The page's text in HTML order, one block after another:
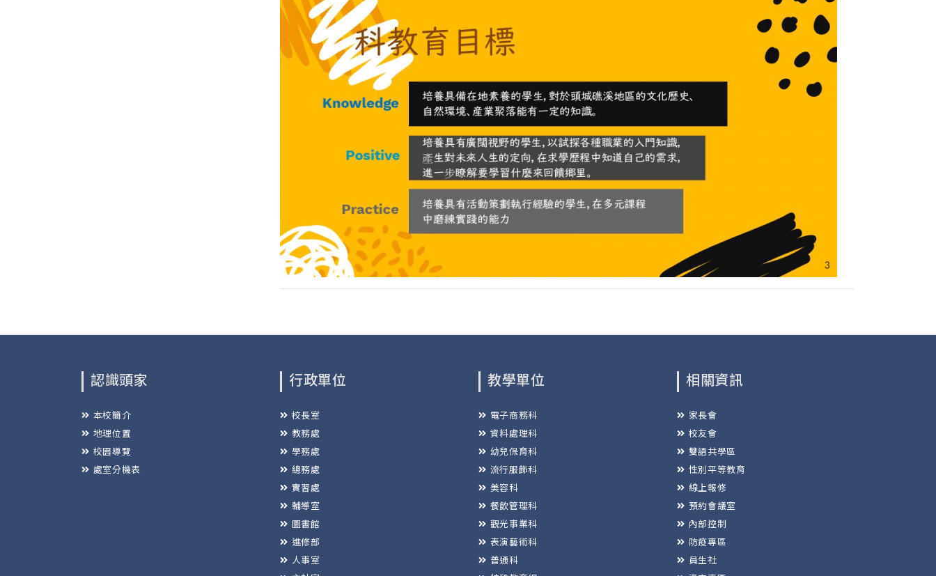
認識頭家
本校簡介
地理位置
校園導覽
處室分機表
行政單位
校長室
教務處
學務處
總務處
實習處
輔導室
圖書館
進修部
人事室
教學單位
電子商務科
資料處理科
幼兒保育科
流行服飾科
美容科
餐飲管理科
觀光事業科
表演藝術科
普通科
相關資訊
家長會
校友會
雙語共學區
性別平等教育
線上報修
預約會議室
內部控制
防疫專區
員生社